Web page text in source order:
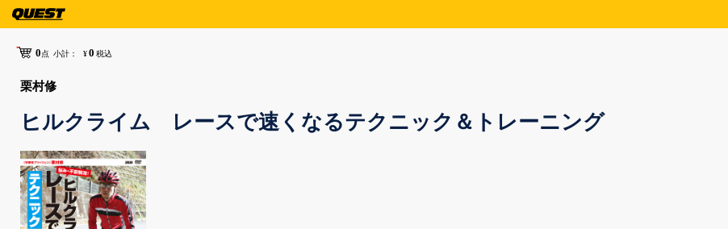
0点 小計： ¥0 税込
栗村修
ヒルクライム レースで速くなるテクニック＆トレーニング